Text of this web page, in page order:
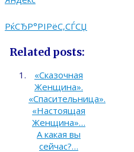
РќСЂР°РІРёС‚СЃСЏ
Related posts:
«Сказочная
Женщина».
«Спасительница».
«Настоящая
Женщина»…
А какая вы
сейчас?…